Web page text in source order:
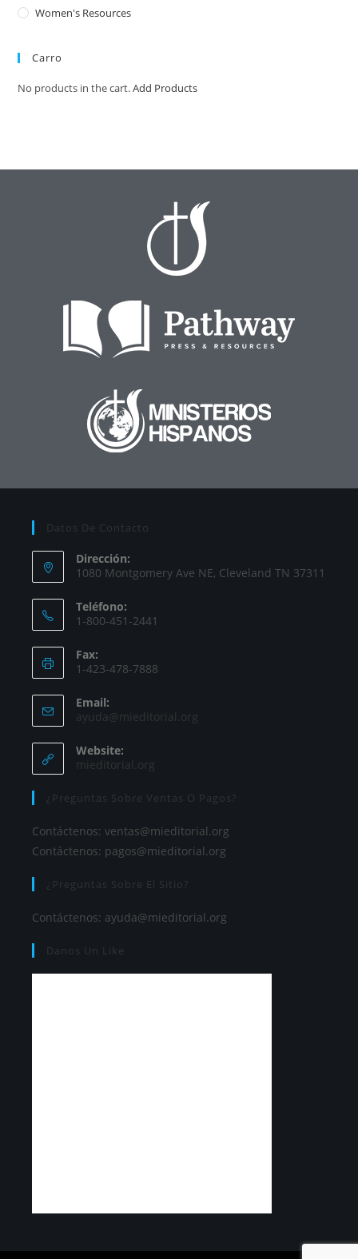
Women's Resources
Carro
No products in the cart.Add Products
Datos De Contacto
Dirección:
1080 Montgomery Ave NE, Cleveland TN 37311
Teléfono:
1-800-451-2441
Fax:
1-423-478-7888
Email:
ayuda@mieditorial.org
Website:
mieditorial.org
¿Preguntas Sobre Ventas O Pagos?
Contáctenos: ventas@mieditorial.org
Contáctenos: pagos@mieditorial.org
¿Preguntas Sobre El Sitio?
Contáctenos: ayuda@mieditorial.org
Danos Un Like